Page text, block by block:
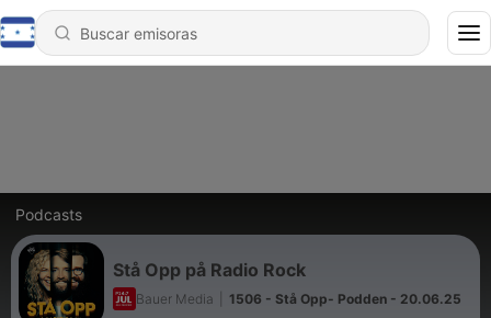
Podcasts
Stå Opp på Radio Rock
Bauer Media 1506 - Stå Opp- Podden - 20.06.25